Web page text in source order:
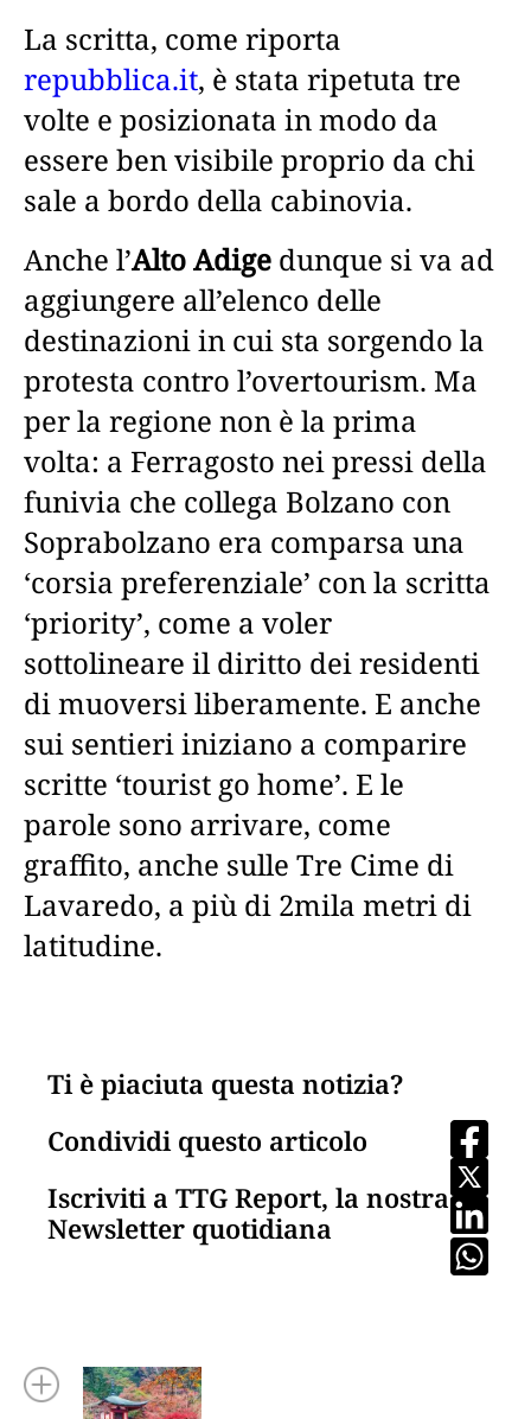
La scritta, come riporta
repubblica.it, è stata ripetuta tre
volte e posizionata in modo da
essere ben visibile proprio da chi
sale a bordo della cabinovia.
Anche l’Alto Adige dunque si va ad
aggiungere all’elenco delle
destinazioni in cui sta sorgendo la
protesta contro l’overtourism. Ma
per la regione non è la prima
volta: a Ferragosto nei pressi della
funivia che collega Bolzano con
Soprabolzano era comparsa una
‘corsia preferenziale’ con la scritta
‘priority’, come a voler
sottolineare il diritto dei residenti
di muoversi liberamente. E anche
sui sentieri iniziano a comparire
scritte ‘tourist go home’. E le
parole sono arrivare, come
graffito, anche sulle Tre Cime di
Lavaredo, a più di 2mila metri di
latitudine.
Ti è piaciuta questa notizia?
Condividi questo articolo
Iscriviti a TTG Report, la nostra
Newsletter quotidiana